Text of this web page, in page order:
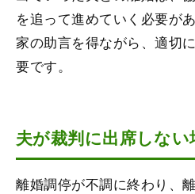
を追って進めていく必要が
家の助言を得ながら、適切
要です。
夫が裁判に出席しな
離婚調停が不調に終わり、